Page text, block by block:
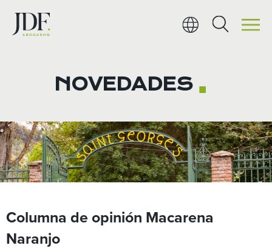
contenido
NOVEDADES ■
Columna de opinión Macarena
Naranjo